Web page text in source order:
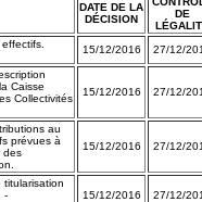
DATE DE LA
DÉCISION
DE
15/12/2016 27/12/
Caisse
Collectivités
15/12/2016 27/12/
au
prévues à
des
15/12/2016 27/12/
titularisation
-
15/12/2016 27/12/